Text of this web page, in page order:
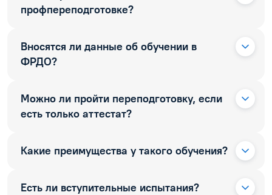
профпереподготовке?
Вносятся ли данные об обучении в
ФРДО?
Можно ли пройти переподготовку, если
есть только аттестат?
Какие преимущества у такого обучения?
Есть ли вступительные испытания?